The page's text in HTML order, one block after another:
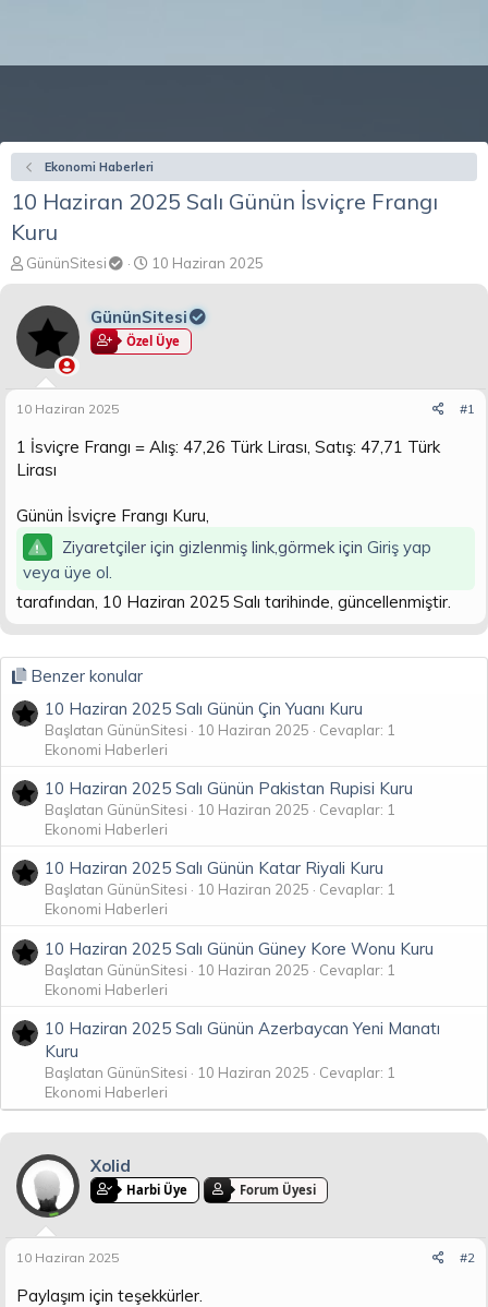
Ekonomi Haberleri
10 Haziran 2025 Salı Günün İsviçre Frangı
Kuru
K
o
b
u
y
a
a
a
n
GününSitesi
B
a
l
a
n
t
a
h
10 Haziran 2025
GününSitesi
Özel Üye
10 Haziran 2025 #1
1 İsviçre Frangı = Alış: 47,26 Türk Lirası, Satış: 47,71 Türk
Lirası
Günün İsviçre Frangı Kuru,
Ziyaretçiler için gizlenmiş link,görmek için Giriş yap
veya üye ol.
tarafından, 10 Haziran 2025 Salı tarihinde, güncellenmiştir.
Benzer konular
10 Haziran 2025 Salı Günün Çin Yuanı Kuru
Başlatan GününSitesi 10 Haziran 2025
Cevaplar: 1
Ekonomi Haberleri
10 Haziran 2025 Salı Günün Pakistan Rupisi Kuru
Başlatan GününSitesi 10 Haziran 2025
Cevaplar: 1
Ekonomi Haberleri
10 Haziran 2025 Salı Günün Katar Riyali Kuru
Başlatan GününSitesi 10 Haziran 2025
Cevaplar: 1
Ekonomi Haberleri
10 Haziran 2025 Salı Günün Güney Kore Wonu Kuru
Başlatan GününSitesi 10 Haziran 2025
Cevaplar: 1
Ekonomi Haberleri
10 Haziran 2025 Salı Günün Azerbaycan Yeni Manatı
Kuru
Başlatan GününSitesi 10 Haziran 2025
Cevaplar: 1
Ekonomi Haberleri
Xolid
Harbi Üye Forum Üyesi
10 Haziran 2025 #2
Paylaşım için teşekkürler.